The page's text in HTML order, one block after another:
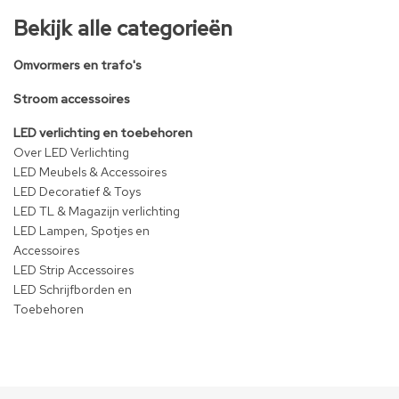
Bekijk alle categorieën
Omvormers en trafo's
Stroom accessoires
LED verlichting en toebehoren
Over LED Verlichting
LED Meubels & Accessoires
LED Decoratief & Toys
LED TL & Magazijn verlichting
LED Lampen, Spotjes en
Accessoires
LED Strip Accessoires
LED Schrijfborden en
Toebehoren